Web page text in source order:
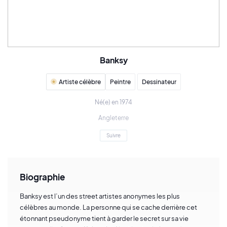
Banksy
Artiste célèbre Peintre Dessinateur
Né(e) en 1974
Angleterre
Suivre
Biographie
Banksy est l’un des street artistes anonymes les plus
célèbres au monde. La personne qui se cache derrière cet
étonnant pseudonyme tient à garder le secret sur sa vie